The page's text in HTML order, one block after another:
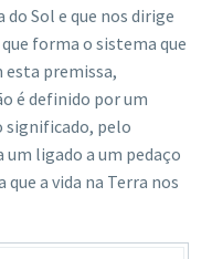
Sol e que nos dirige
forma o sistema que
esta premissa,
é definido por um
significado, pelo
ligado a um pedaço
a vida na Terra nos